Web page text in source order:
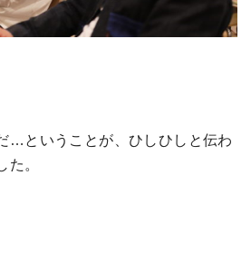
…ということが、ひしひしと伝わ
た。